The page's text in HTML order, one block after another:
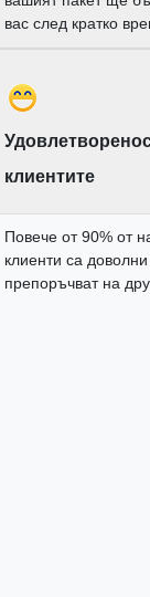
вас след кратко
клиентите
Повече от 90% от
клиенти са
препоръчват на